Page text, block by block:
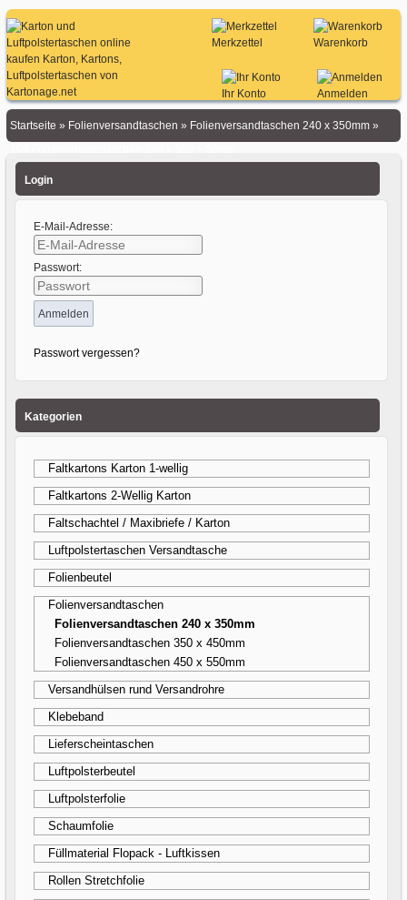
Warenkorb
Merkzettel
Anmelden
Ihr Konto
Startseite » Folienversandtaschen » Folienversandtaschen 240 x 350mm »
Login
E-Mail-Adresse:
Passwort:
Passwort vergessen?
Kategorien
Faltkartons Karton 1-wellig
Faltkartons 2-Wellig Karton
Faltschachtel / Maxibriefe / Karton
Luftpolstertaschen Versandtasche
Folienbeutel
Folienversandtaschen
Folienversandtaschen 240 x 350mm
Folienversandtaschen 350 x 450mm
Folienversandtaschen 450 x 550mm
Versandhülsen rund Versandrohre
Klebeband
Lieferscheintaschen
Luftpolsterbeutel
Luftpolsterfolie
Schaumfolie
Füllmaterial Flopack - Luftkissen
Rollen Stretchfolie